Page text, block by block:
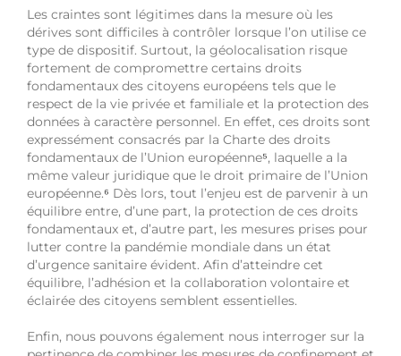
Les craintes sont légitimes dans la mesure où les
dérives sont difficiles à contrôler lorsque l’on utilise ce
type de dispositif. Surtout, la géolocalisation risque
fortement de compromettre certains droits
fondamentaux des citoyens européens tels que le
respect de la vie privée et familiale et la protection des
données à caractère personnel. En effet, ces droits sont
expressément consacrés par la Charte des droits
fondamentaux de l’Union européenne⁵, laquelle a la
même valeur juridique que le droit primaire de l’Union
européenne.⁶ Dès lors, tout l’enjeu est de parvenir à un
équilibre entre, d’une part, la protection de ces droits
fondamentaux et, d’autre part, les mesures prises pour
lutter contre la pandémie mondiale dans un état
d’urgence sanitaire évident. Afin d’atteindre cet
équilibre, l’adhésion et la collaboration volontaire et
éclairée des citoyens semblent essentielles.
Enfin, nous pouvons également nous interroger sur la